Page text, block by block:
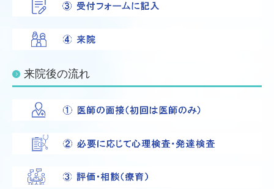
来院後の流れ